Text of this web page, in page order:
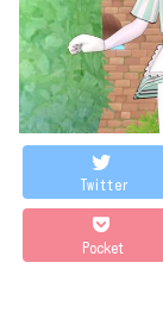
Twitter
Pocket